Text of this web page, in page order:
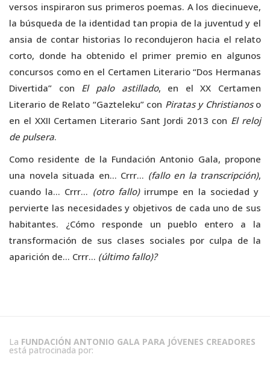
versos inspiraron sus primeros poemas. A los diecinueve,
la búsqueda de la identidad tan propia de la juventud y el
ansia de contar historias lo recondujeron hacia el relato
corto, donde ha obtenido el primer premio en algunos
concursos como en el Certamen Literario “Dos Hermanas
Divertida” con El palo astillado, en el XX Certamen
Literario de Relato “Gazteleku” con Piratas y Christianoso
en el XXII Certamen Literario Sant Jordi 2013 con El reloj
de pulsera.
Como residente de la Fundación Antonio Gala, propone
una novela situada en… Crrr… (fallo en la transcripción),
cuando la… Crrr… (otro fallo)irrumpe en la sociedad y
pervierte las necesidades y objetivos de cada uno de sus
habitantes. ¿Cómo responde un pueblo entero a la
transformación de sus clases sociales por culpa de la
aparición de… Crrr… (último fallo)?
La FUNDACIÓN ANTONIO GALA PARA JÓVENES CREADORES
está patrocinada por: